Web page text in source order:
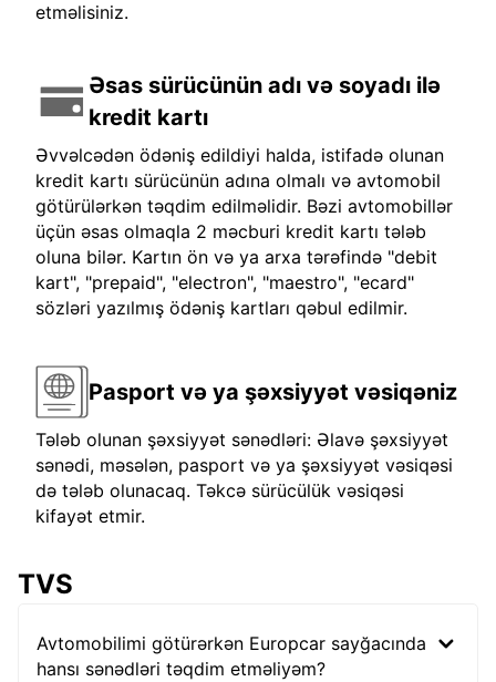
etməlisiniz.
Əsas sürücünün adı və soyadı ilə
kredit kartı
Əvvəlcədən ödəniş edildiyi halda, istifadə olunan
kredit kartı sürücünün adına olmalı və avtomobil
götürülərkən təqdim edilməlidir. Bəzi avtomobillər
üçün əsas olmaqla 2 məcburi kredit kartı tələb
oluna bilər. Kartın ön və ya arxa tərəfində "debit
kart", "prepaid", "electron", "maestro", "ecard"
sözləri yazılmış ödəniş kartları qəbul edilmir.
Pasport və ya şəxsiyyət vəsiqəniz
Tələb olunan şəxsiyyət sənədləri: Əlavə şəxsiyyət
sənədi, məsələn, pasport və ya şəxsiyyət vəsiqəsi
də tələb olunacaq. Təkcə sürücülük vəsiqəsi
kifayət etmir.
TVS
Avtomobilimi götürərkən Europcar sayğacında
hansı sənədləri təqdim etməliyəm?